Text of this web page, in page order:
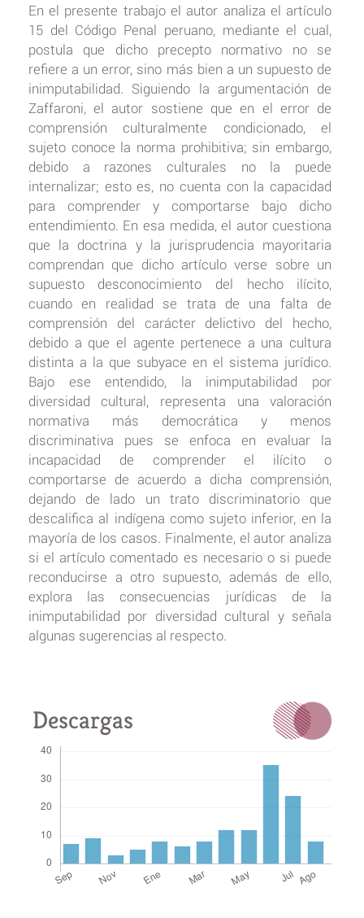
En el presente trabajo el autor analiza el artículo
15 del Código Penal peruano, mediante el cual,
postula que dicho precepto normativo no se
refiere a un error, sino más bien a un supuesto de
inimputabilidad. Siguiendo la argumentación de
Zaffaroni, el autor sostiene que en el error de
comprensión culturalmente condicionado, el
sujeto conoce la norma prohibitiva; sin embargo,
debido a razones culturales no la puede
internalizar; esto es, no cuenta con la capacidad
para comprender y comportarse bajo dicho
entendimiento. En esa medida, el autor cuestiona
que la doctrina y la jurisprudencia mayoritaria
comprendan que dicho artículo verse sobre un
supuesto desconocimiento del hecho ilícito,
cuando en realidad se trata de una falta de
comprensión del carácter delictivo del hecho,
debido a que el agente pertenece a una cultura
distinta a la que subyace en el sistema jurídico.
Bajo ese entendido, la inimputabilidad por
diversidad cultural, representa una valoración
normativa más democrática y menos
discriminativa pues se enfoca en evaluar la
incapacidad de comprender el ilícito o
comportarse de acuerdo a dicha comprensión,
dejando de lado un trato discriminatorio que
descalifica al indígena como sujeto inferior, en la
mayoría de los casos. Finalmente, el autor analiza
si el artículo comentado es necesario o si puede
reconducirse a otro supuesto, además de ello,
explora las consecuencias jurídicas de la
inimputabilidad por diversidad cultural y señala
algunas sugerencias al respecto.
Descargas